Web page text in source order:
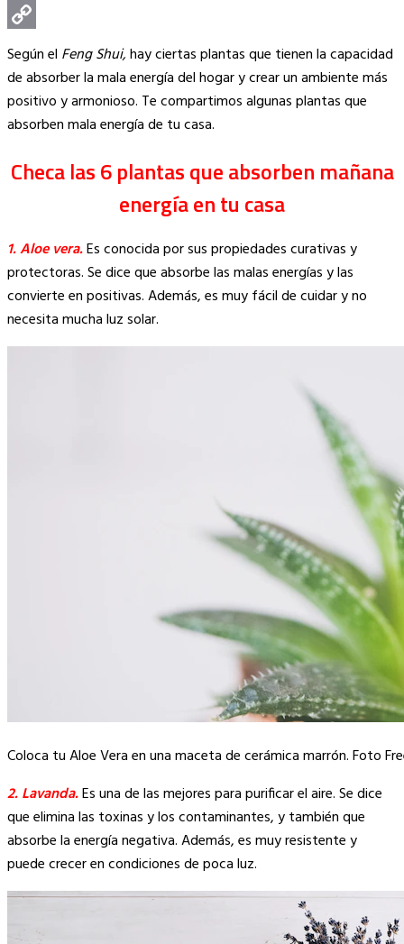
WhatsApp
Copy
Link
Según el Feng Shui,hay ciertas plantas que tienen la capacidad
de absorber la mala energía del hogar y crear un ambiente más
positivo y armonioso. Te compartimos algunas plantas que
absorben mala energía de tu casa.
Checa las 6 plantas que absorben mañana
energía en tu casa
1. Aloe vera.Es conocida por sus propiedades curativas y
protectoras. Se dice que absorbe las malas energías y las
convierte en positivas. Además, es muy fácil de cuidar y no
necesita mucha luz solar.
Coloca tu Aloe Vera en una maceta de cerámica marrón. Foto
2. Lavanda.Es una de las mejores para purificar el aire. Se dice
que elimina las toxinas y los contaminantes, y también que
absorbe la energía negativa. Además, es muy resistente y
puede crecer en condiciones de poca luz.